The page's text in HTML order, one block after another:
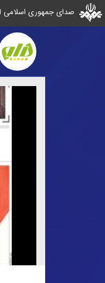
صدای جمهوری اسلامی